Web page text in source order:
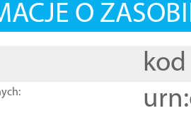
O
kod